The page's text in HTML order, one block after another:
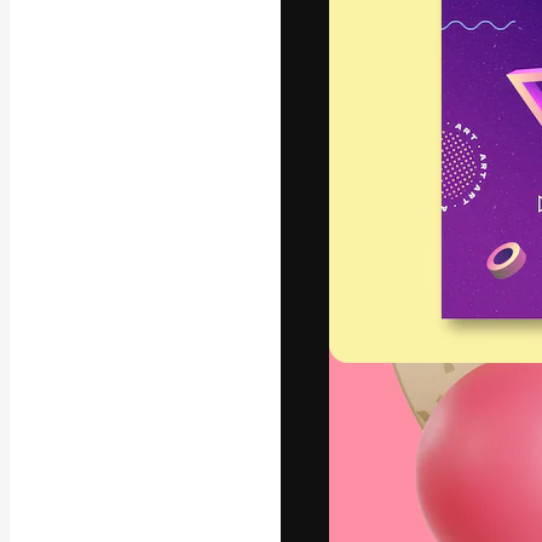
La
migliori lavori.
creativi,
Copyright © 2010-